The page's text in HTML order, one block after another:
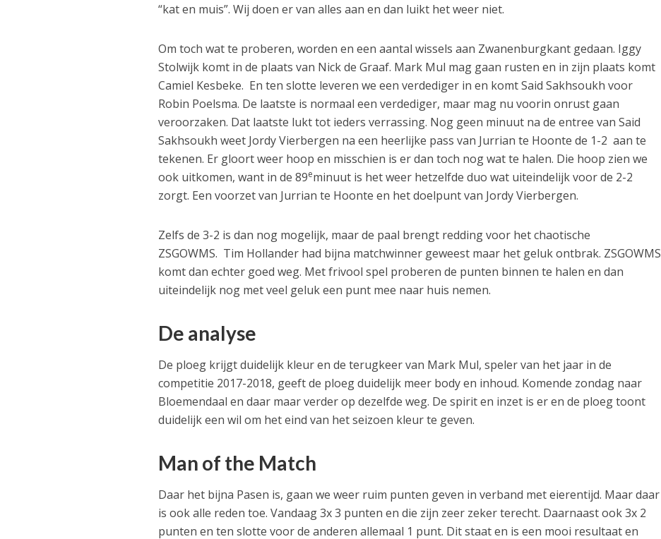
“kat en muis”. Wij doen er van alles aan en dan luikt het weer niet.
Om toch wat te proberen, worden en een aantal wissels aan Zwanenburgkant gedaan. Iggy
Stolwijk komt in de plaats van Nick de Graaf. Mark Mul mag gaan rusten en in zijn plaats komt
Camiel Kesbeke. En ten slotte leveren we een verdediger in en komt Said Sakhsoukh voor
Robin Poelsma. De laatste is normaal een verdediger, maar mag nu voorin onrust gaan
veroorzaken. Dat laatste lukt tot ieders verrassing. Nog geen minuut na de entree van Said
Sakhsoukh weet Jordy Vierbergen na een heerlijke pass van Jurrian te Hoonte de 1-2 aan te
tekenen. Er gloort weer hoop en misschien is er dan toch nog wat te halen. Die hoop zien we
ook uitkomen, want in de 89eminuut is het weer hetzelfde duo wat uiteindelijk voor de 2-2
zorgt. Een voorzet van Jurrian te Hoonte en het doelpunt van Jordy Vierbergen.
Zelfs de 3-2 is dan nog mogelijk, maar de paal brengt redding voor het chaotische
ZSGOWMS. Tim Hollander had bijna matchwinner geweest maar het geluk ontbrak. ZSGOWMS
komt dan echter goed weg. Met frivool spel proberen de punten binnen te halen en dan
uiteindelijk nog met veel geluk een punt mee naar huis nemen.
De analyse
De ploeg krijgt duidelijk kleur en de terugkeer van Mark Mul, speler van het jaar in de
competitie 2017-2018, geeft de ploeg duidelijk meer body en inhoud. Komende zondag naar
Bloemendaal en daar maar verder op dezelfde weg. De spirit en inzet is er en de ploeg toont
duidelijk een wil om het eind van het seizoen kleur te geven.
Man of the Match
Daar het bijna Pasen is, gaan we weer ruim punten geven in verband met eierentijd. Maar daar
is ook alle reden toe. Vandaag 3x 3 punten en die zijn zeer zeker terecht. Daarnaast ook 3x 2
punten en ten slotte voor de anderen allemaal 1 punt. Dit staat en is een mooi resultaat en